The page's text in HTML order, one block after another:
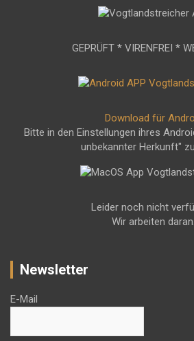
GEPRÜFT * VIRENFREI *
Download für
Bitte in den Einstellungen ihres
unbekannter Herkunft"
Leider noch nicht
Wir arbeiten daran.
Newsletter
E-Mail